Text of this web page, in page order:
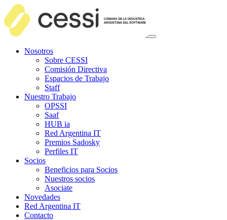
Nosotros
Sobre CESSI
Comisión Directiva
Espacios de Trabajo
Staff
Nuestro Trabajo
OPSSI
Saaf
HUB ia
Red Argentina IT
Premios Sadosky
Perfiles IT
Socios
Beneficios para Socios
Nuestros socios
Asociate
Novedades
Red Argentina IT
Contacto